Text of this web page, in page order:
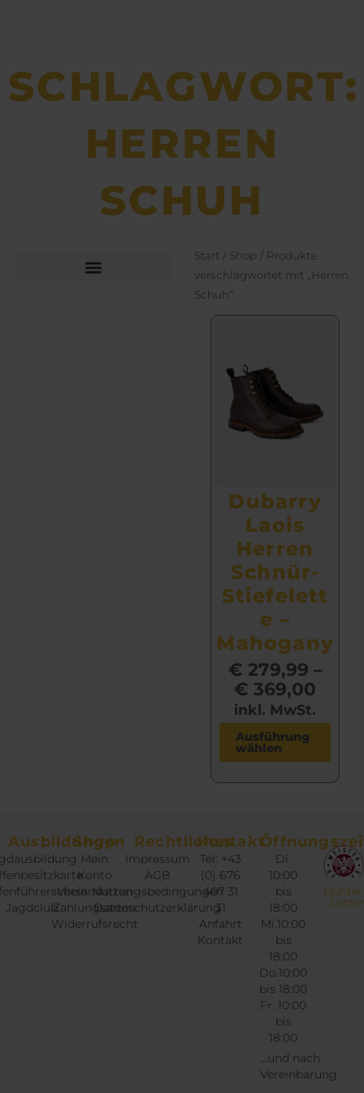
SCHLAGWORT:
HERREN
SCHUH
Start / Shop / Produkte
verschlagwortet mit „Herren
Schuh“
Dubarry
Laois
Herren
Schnür-
Stiefelett
e –
Mahogany
€ 279,99 –
€ 369,00
inkl. MwSt.
Ausführung
wählen
P
r
o
d
m
Ausbildungen
Jagdclub
Shop
Mein
Konto
Versandarten
Zahlungsarten
Widerrufsrecht
Rechtliches
Impressum
AGB
Nutzungsbedingungen
Datenschutzerklärung
Kontakt
Tel: +43
(0) 676
407 31
31
Anfahrt
Kontakt
Di.
10:00
bis
18:00
Mi.10:00
bis
18:00
Do.10:00
bis 18:00
Fr. 10:00
bis
18:00
...und nach
Vereinbarung